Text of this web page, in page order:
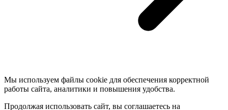
Мы используем файлы cookie для обеспечения корректной
работы сайта, аналитики и повышения удобства.
Продолжая использовать сайт, вы соглашаетесь на